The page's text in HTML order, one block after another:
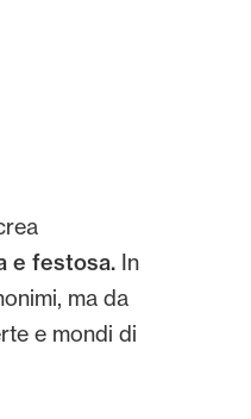
e festosa. In
ma da
e mondi di